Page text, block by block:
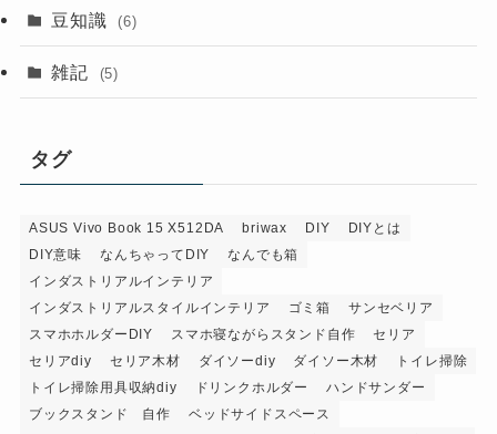
豆知識 (6)
雑記 (5)
タグ
ASUS Vivo Book 15 X512DA briwax DIY
DIYとは
DIY意味
なんちゃってDIY
なんでも箱
インダストリアルインテリア
インダストリアルスタイルインテリア
ゴミ箱
サンセベリア
スマホホルダーDIY
スマホ寝ながらスタンド自作
セリア
セリアdiy
セリア木材 ダイソーdiy ダイソー木材
トイレ掃除
トイレ掃除用具収納diy
ドリンクホルダー
ハンドサンダー
ブックスタンド 自作
ベッドサイドスペース